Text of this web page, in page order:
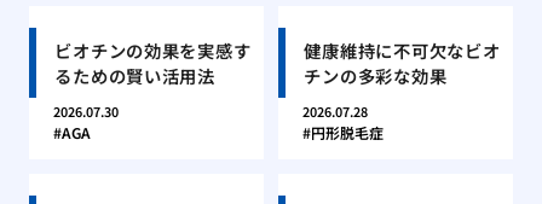
ビオチンの効果を実感す
るための賢い活用法
2026.07.30
AGA
健康維持に不可欠なビオ
チンの多彩な効果
2026.07.28
円形脱毛症